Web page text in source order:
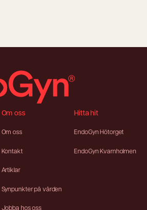
Om oss
Om oss
Kontakt
Artiklar
Synpunkter på vården
Jobba hos oss
Hitta hit
EndoGyn Hötorget
EndoGyn Kvarnholmen